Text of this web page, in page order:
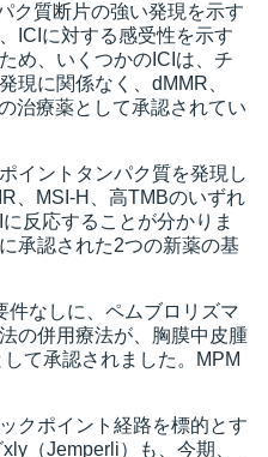
ク質断片の強い発現を示す
ICIに対する感受性を示す
め、いくつかのICIは、チ
現に関係なく、dMMR、
治療薬として承認されてい
イントタンパク質を発現し
、MSI-H、高TMBのいずれ
反応することが分かりま
承認された2つの新薬の基
件なしに、ペムブロリズマ
の併用療法が、胸膜中皮腫
て承認されました。MPM
クポイント経路を標的とす
（Jemperli）も、今期、